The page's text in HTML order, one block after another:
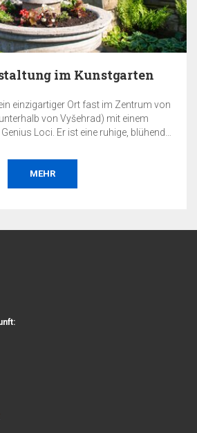
Sie jetzt und SPAREN
der Reservierung werden vom
Buchung erforderlich und ist nicht
Unterkunft ohne Frühstück.